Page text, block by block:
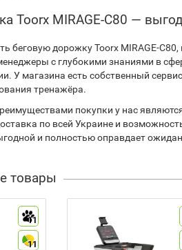
Toorx MIRAGE-C80 —
беговую дорожку Toorx MIRAGE-
с глубокими знаниями в
У магазина есть собственный
тренажёра.
покупки у нас
по всей Украине и
и полностью оправдает
товары
11
11